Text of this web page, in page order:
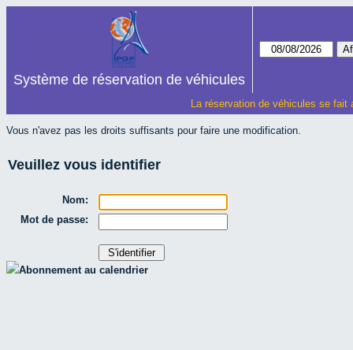
Système de réservation de véhicules
La réservation de véhicules se
Vous n'avez pas les droits suffisants pour faire une modification.
Veuillez vous identifier
Nom:
Mot de passe:
Abonnement au calendrier